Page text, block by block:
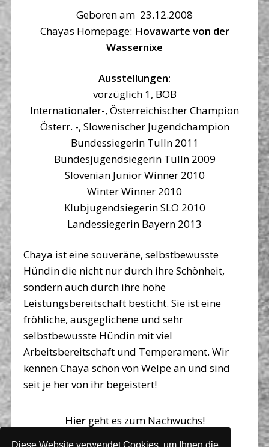
Geboren am 23.12.2008
Chayas Homepage: Hovawarte von der
Wassernixe
Ausstellungen:
vorzüglich 1, BOB
Internationaler-, Österreichischer Champion
Österr. -, Slowenischer Jugendchampion
Bundessiegerin Tulln 2011
Bundesjugendsiegerin Tulln 2009
Slovenian Junior Winner 2010
Winter Winner 2010
Klubjugendsiegerin SLO 2010
Landessiegerin Bayern 2013
Chaya ist eine souveräne, selbstbewusste
Hündin die nicht nur durch ihre Schönheit,
sondern auch durch ihre hohe
Leistungsbereitschaft besticht. Sie ist eine
fröhliche, ausgeglichene und sehr
selbstbewusste Hündin mit viel
Arbeitsbereitschaft und Temperament. Wir
kennen Chaya schon von Welpe an und sind
seit je her von ihr begeistert!
Hiergeht es zum Nachwuchs!